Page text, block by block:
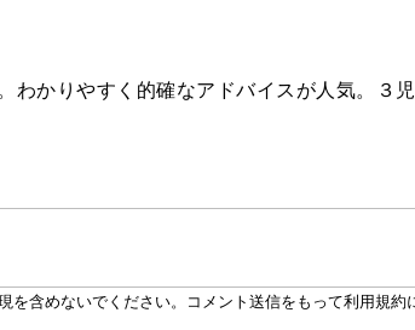
わかりやすく的確なアドバイスが人気。３児